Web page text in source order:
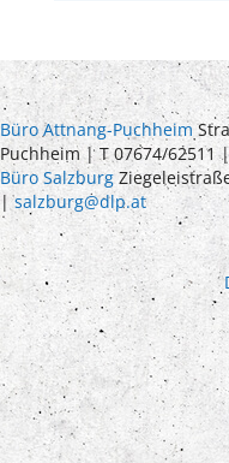
Büro Attnang-Puchheim
Puchheim | T 07674/62511
Büro Salzburg
|salzburg@dlp.at